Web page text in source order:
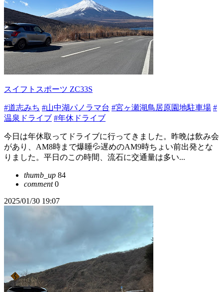
スイフトスポーツ ZC33S
#道志みち #山中湖パノラマ台 #宮ヶ瀬湖鳥居原園地駐車場 #
温泉ドライブ #年休ドライブ
今日は年休取ってドライブに行ってきました。昨晩は飲み会
があり、AM8時まで爆睡💦遅めのAM9時ちょい前出発とな
りました。平日のこの時間、流石に交通量は多い...
thumb_up 84
comment0
2025/01/30 19:07